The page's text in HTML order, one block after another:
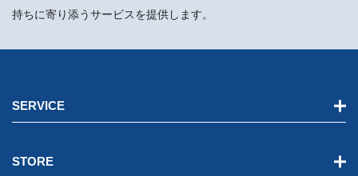
持ちに寄り添うサービスを提供します。
SERVICE
STORE